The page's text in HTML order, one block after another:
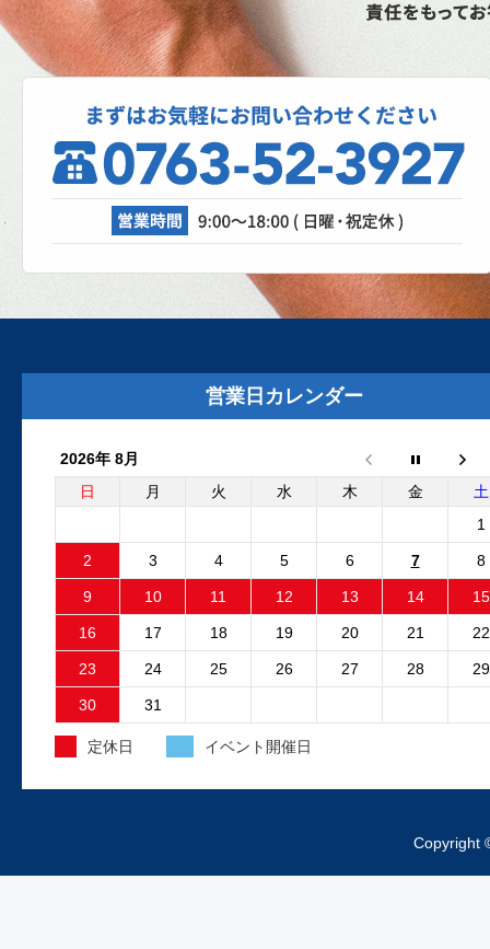
し上げます。本日より通常...
スパネージ（スポット溶接機）
理、成功なるか！？
自動車修理工場では、日々さまざまな設備
が活躍しています。リフト、各エアツー
ル、溶接機、診断機etc....
2025.8.29
外装リニューアルしました
た。グレーの建物と新しいロゴマークの看
板が目印です。Google...
フリーランダー2 電動ファンコ
ントロールユニット 純正品と
外品比較
フリーランダー2でエンジン停止後も電動
ファンが回り続ける故障が発生しました。
故障原因はファンコントロ...
外装工事中のお知らせ
昨日より、工場の外装工事が始まっており
営業日カレンダー
2026年 8月
日
月 火 水 木 金
土
1
2 3 4 5 6 7 8
9 10 11 12 13 14 15
16 17 18 19 20 21 22
23 24 25 26 27 28 29
30 31
定休日 イベント開催日
Copyright